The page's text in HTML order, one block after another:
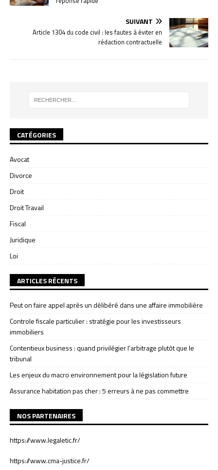
SUIVANT
Article 1304 du code civil : les fautes à éviter en
rédaction contractuelle
CATÉGORIES
Avocat
Divorce
Droit
Droit Travail
Fiscal
Juridique
Loi
ARTICLES RÉCENTS
Peut on faire appel après un délibéré dans une affaire immobilière
Controle fiscale particulier : stratégie pour les investisseurs
immobiliers
Contentieux business : quand privilégier l’arbitrage plutôt que le
tribunal
Les enjeux du macro environnement pour la législation future
Assurance habitation pas cher : 5 erreurs à ne pas commettre
NOS PARTENAIRES
https://www.legaletic.fr/
https://www.cma-justice.fr/